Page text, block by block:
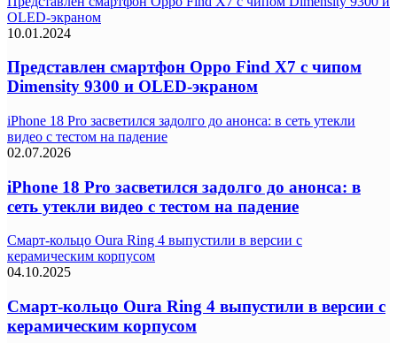
OLED-экраном
10.01.2024
Представлен смартфон Oppo Find X7 с чипом
Dimensity 9300 и OLED-экраном
iPhone 18 Pro засветился задолго до анонса: в сеть утекли
видео с тестом на падение
02.07.2026
iPhone 18 Pro засветился задолго до анонса: в
сеть утекли видео с тестом на падение
Смарт-кольцо Oura Ring 4 выпустили в версии с
керамическим корпусом
04.10.2025
Смарт-кольцо Oura Ring 4 выпустили в версии с
керамическим корпусом